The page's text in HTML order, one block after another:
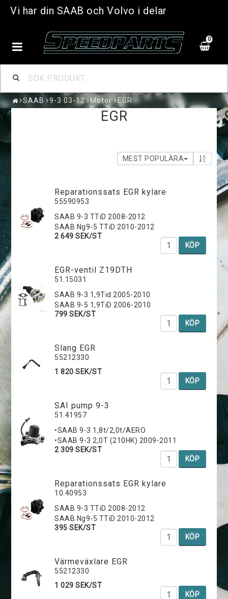
Vi har din SAAB och Volvo i delar
0
SAAB 9-3 03-12 Motor EGR
EGR
MEST POPULÄRA
Reparationssats EGR kylare
55590953
SAAB 9-3 TTiD 2008-2012
SAAB Ng9-5 TTiD 2010-2012
2 649 SEK/ST
KÖP
EGR-ventil Z19DTH
51.15031
SAAB 9-3 1,9Tid 2005-2010
SAAB 9-5 1,9TiD 2006-2010
799 SEK/ST
KÖP
Slang EGR
55212330
1 820 SEK/ST
KÖP
SAI pump 9-3
51.41957
•SAAB 9-3 1,8t/2,0t/AERO
•SAAB 9-3 2,0T (210HK) 2009-2011
2 309 SEK/ST
KÖP
Reparationssats EGR kylare
10.40953
SAAB 9-3 TTiD 2008-2012
SAAB Ng9-5 TTiD 2010-2012
395 SEK/ST
KÖP
Värmeväxlare EGR
55212330
1 029 SEK/ST
KÖP